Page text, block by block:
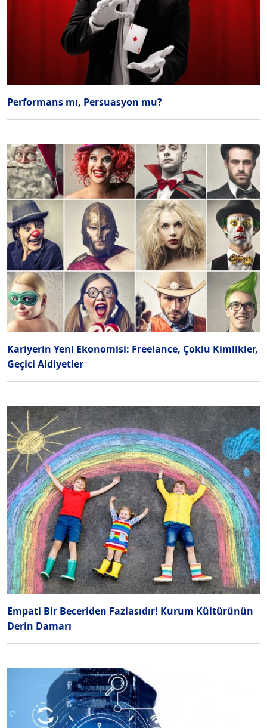
Performans mı, Persuasyon mu?
Kariyerin Yeni Ekonomisi: Freelance, Çoklu Kimlikler,
Geçici Aidiyetler
Empati Bir Beceriden Fazlasıdır! Kurum Kültürünün
Derin Damarı